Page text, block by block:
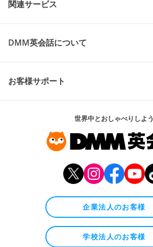
関連サービス
DMM英会話について
お客様サポート
世界中とおしゃべりしよう
企業法人のお客様
学校法人のお客様